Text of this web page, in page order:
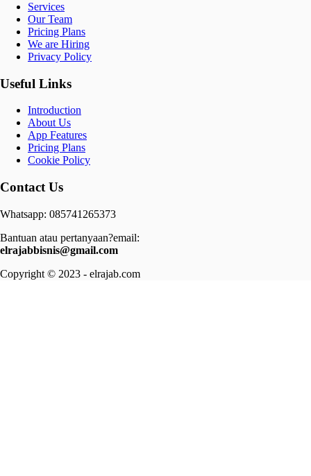
Services
Our Team
Pricing Plans
We are Hiring
Privacy Policy
Useful Links
Introduction
About Us
App Features
Pricing Plans
Cookie Policy
Contact Us
Whatsapp: 085741265373
Bantuan atau pertanyaan?email:
elrajabbisnis@gmail.com
Copyright © 2023 - elrajab.com